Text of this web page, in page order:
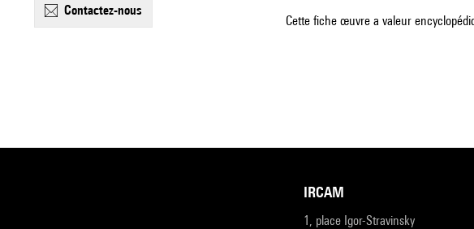
contactez-nous
Cette fiche œuvre a valeur
IRCAM
1, place Igor-Stravinsky